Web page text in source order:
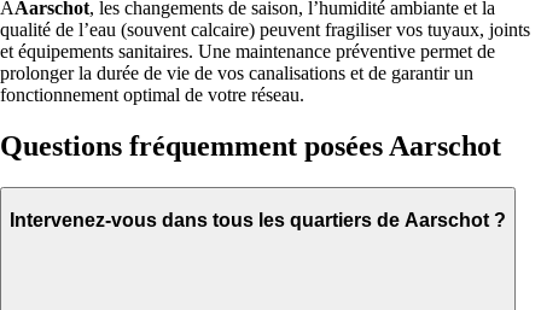
ÀAarschot, les changements de saison, l’humidité ambiante et la
qualité de l’eau (souvent calcaire) peuvent fragiliser vos tuyaux, joints
et équipements sanitaires. Une maintenance préventive permet de
prolonger la durée de vie de vos canalisations et de garantir un
fonctionnement optimal de votre réseau.
Questions fréquemment posées Aarschot
Intervenez-vous dans tous les quartiers de Aarschot ?